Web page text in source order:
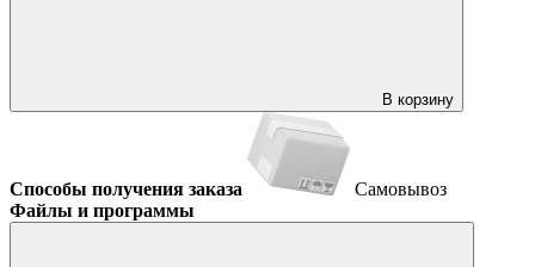
В корзину
Способы получения заказа
Самовывоз
Файлы и программы